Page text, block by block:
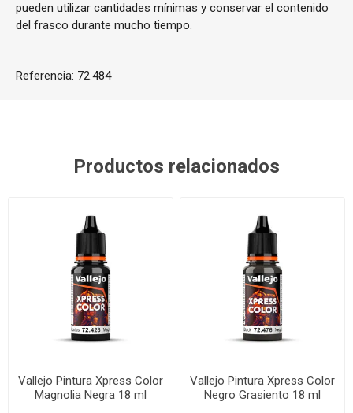
pueden utilizar cantidades mínimas y conservar el contenido
del frasco durante mucho tiempo.
Referencia: 72.484
Productos relacionados
Vallejo Pintura Xpress Color
Magnolia Negra 18 ml
Vallejo Pintura Xpress Color
Negro Grasiento 18 ml